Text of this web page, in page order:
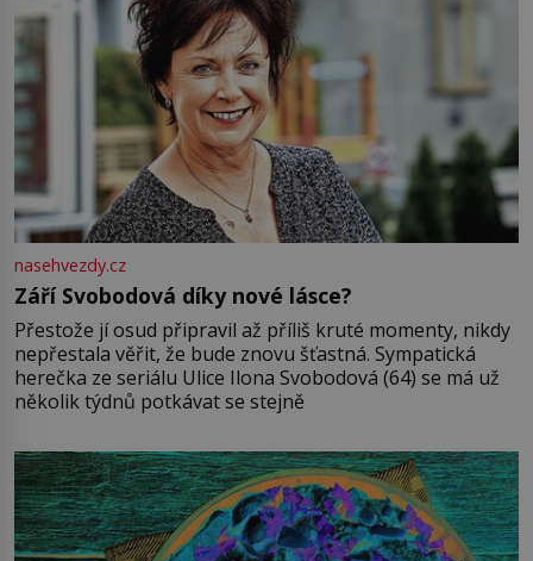
nasehvezdy.cz
Září Svobodová díky nové lásce?
Přestože jí osud připravil až příliš kruté momenty, nikdy
nepřestala věřit, že bude znovu šťastná. Sympatická
herečka ze seriálu Ulice Ilona Svobodová (64) se má už
několik týdnů potkávat se stejně